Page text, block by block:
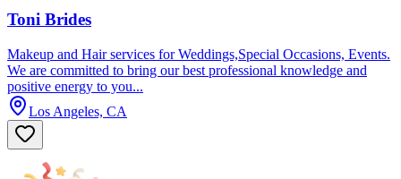
Toni Brides
Makeup and Hair services for Weddings,Special Occasions, Events.
We are committed to bring our best professional knowledge and
positive energy to you...
Los Angeles, CA